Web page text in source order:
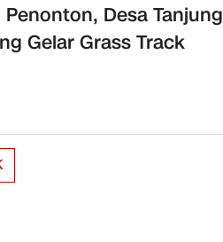
Desa Tanjung
Gelar Grass Track